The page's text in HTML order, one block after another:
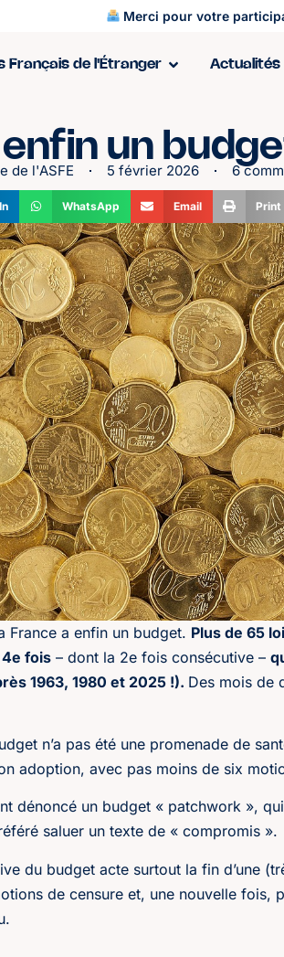
Merci pour votre
Français de l'Étranger Actualités
enfin un
de l'ASFE 5 février 2026 6
WhatsApp Email Print
France a enfin un budget. Plus de 65
4e fois – dont la 2e fois consécutive –
1963, 1980 et 2025 !). Des mois de
n’a pas été une promenade de
adoption, avec pas moins de six
dénoncé un budget « patchwork »,
saluer un texte de « compromis ».
du budget acte surtout la fin d’une
de censure et, une nouvelle fois,